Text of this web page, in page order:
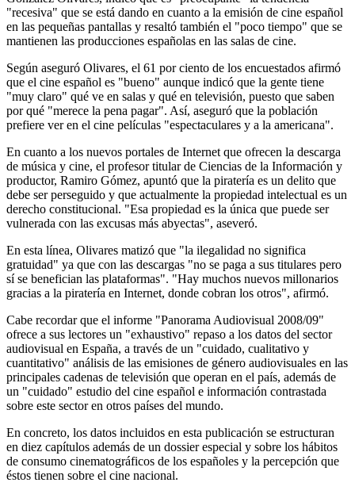
"recesiva" que se está dando en cuanto a la emisión de cine español
en las pequeñas pantallas y resaltó también el "poco tiempo" que se
mantienen las producciones españolas en las salas de cine.
Según aseguró Olivares, el 61 por ciento de los encuestados afirmó
que el cine español es "bueno" aunque indicó que la gente tiene
"muy claro" qué ve en salas y qué en televisión, puesto que saben
por qué "merece la pena pagar". Así, aseguró que la población
prefiere ver en el cine películas "espectaculares y a la americana".
En cuanto a los nuevos portales de Internet que ofrecen la descarga
de música y cine, el profesor titular de Ciencias de la Información y
productor, Ramiro Gómez, apuntó que la piratería es un delito que
debe ser perseguido y que actualmente la propiedad intelectual es un
derecho constitucional. "Esa propiedad es la única que puede ser
vulnerada con las excusas más abyectas", aseveró.
En esta línea, Olivares matizó que "la ilegalidad no significa
gratuidad" ya que con las descargas "no se paga a sus titulares pero
sí se benefician las plataformas". "Hay muchos nuevos millonarios
gracias a la piratería en Internet, donde cobran los otros", afirmó.
Cabe recordar que el informe "Panorama Audiovisual 2008/09"
ofrece a sus lectores un "exhaustivo" repaso a los datos del sector
audiovisual en España, a través de un "cuidado, cualitativo y
cuantitativo" análisis de las emisiones de género audiovisuales en las
principales cadenas de televisión que operan en el país, además de
un "cuidado" estudio del cine español e información contrastada
sobre este sector en otros países del mundo.
En concreto, los datos incluidos en esta publicación se estructuran
en diez capítulos además de un dossier especial y sobre los hábitos
de consumo cinematográficos de los españoles y la percepción que
éstos tienen sobre el cine nacional.